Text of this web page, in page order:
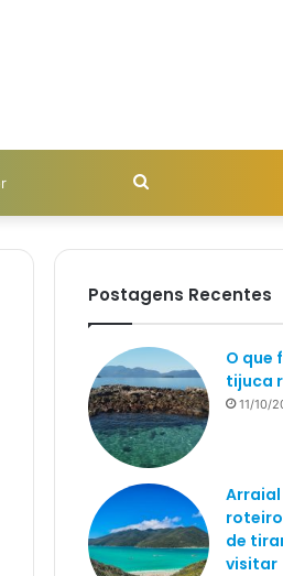
Procurar
por
Postagens Recentes
O que
tijuca
11/10/
Arraial
de
visitar